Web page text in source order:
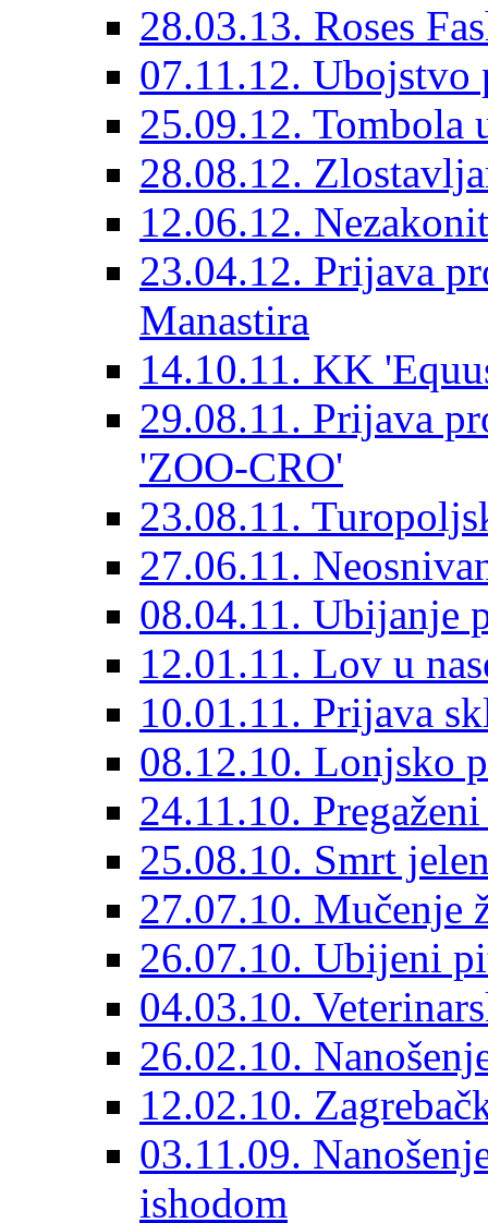
28.03.13. Roses
07.11.12. Ubojstvo
25.09.12. Tombola
28.08.12.
12.06.12.
23.04.12. Prijava
Manastira
14.10.11. KK
29.08.11. Prijava
'ZOO-CRO'
23.08.11.
27.06.11.
08.04.11. Ubijanje
12.01.11. Lov u
10.01.11. Prijava
08.12.10. Lonjsko
24.11.10.
25.08.10. Smrt
27.07.10. Mučenje
26.07.10. Ubijeni
04.03.10.
26.02.10.
12.02.10.
03.11.09.
ishodom